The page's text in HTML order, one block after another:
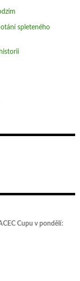
spleteného
Cupu v pondělí: